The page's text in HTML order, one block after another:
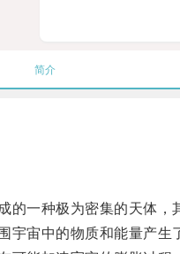
简介
一种极为密集的天体，
宙中的物质和能量产生